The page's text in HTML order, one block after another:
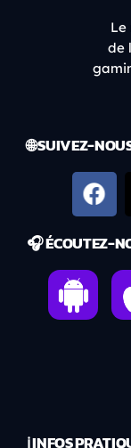
Le
de
🌐 SUIVEZ-
🎧 ÉCOUTEZ-
ℹ️ INFOS